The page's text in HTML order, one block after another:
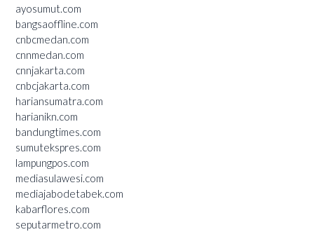
ayosumut.com
bangsaoffline.com
cnbcmedan.com
cnnmedan.com
cnnjakarta.com
cnbcjakarta.com
hariansumatra.com
harianikn.com
bandungtimes.com
sumutekspres.com
lampungpos.com
mediasulawesi.com
mediajabodetabek.com
kabarflores.com
seputarmetro.com